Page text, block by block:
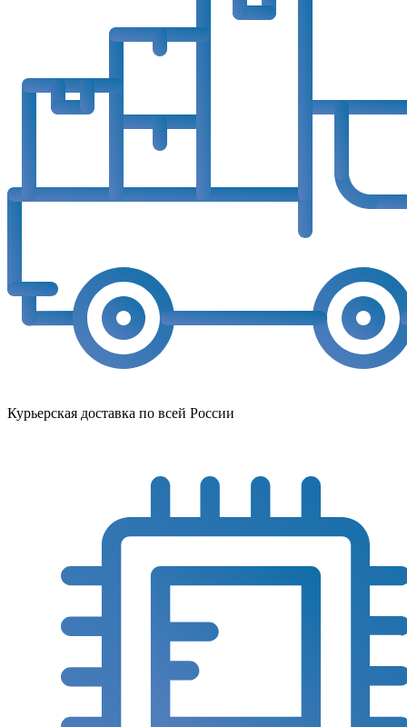
Курьерская доставка по всей России